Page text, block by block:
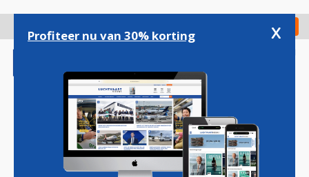
gaan
Check in
Magazine Podcasts Vacatures
Profiteer nu van 30% korting x